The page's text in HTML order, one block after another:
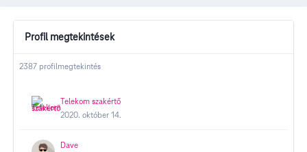
Profil megtekintések
2387 profilmegtekintés
Telekom szakértő
2020. október 14.
Dave